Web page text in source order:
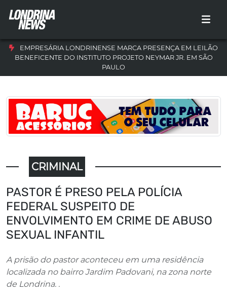
EMPRESÁRIA LONDRINENSE MARCA PRESENÇA EM LEILÃO
BENEFICENTE DO INSTITUTO PROJETO NEYMAR JR. EM SÃO
PAULO
CRIMINAL
PASTOR É PRESO PELA POLÍCIA
FEDERAL SUSPEITO DE
ENVOLVIMENTO EM CRIME DE ABUSO
SEXUAL INFANTIL
A prisão do pastor aconteceu em uma residência
localizada no bairro Jardim Padovani, na zona norte
de Londrina. .